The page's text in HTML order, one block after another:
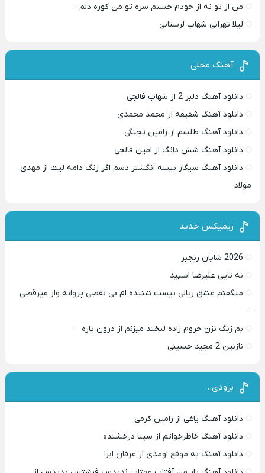
من از تو نه از خودم خستم سره تو من کوره دلم –
لیلا تهرانی شهاب لرستانی
آهنگ محلی
دانلود آهنگ دلبر 2 از شهاب فالجی
دانلود آهنگ شقیقه از محمد محمدی
دانلود آهنگ طلسم از رامین تجنگی
دانلود آهنگ شش دانگ از امین فالجی
دانلود آهنگ سیگار بیسه انگشتر دسم اگر زنگ دامه لیت از مهدی
مولاد
ریمیکس جدید
2026 شایان رنجبر
نه تایی علیرضا اسپید
میگفتم عشق ریالی نیست شنیده ام بی نقصی پروانه وار میرقصی
–
بم زنگ نزن حروم زاده لبخند میزنم از درون پاره –
نازنین 2 مجید حسینی
بزودی…
دانلود آهنگ یاغی از رامین کرمی
دانلود آهنگ خاطرخواتم از سینا درخشنده
دانلود آهنگ به موقع اومدی از عرفان ابرا